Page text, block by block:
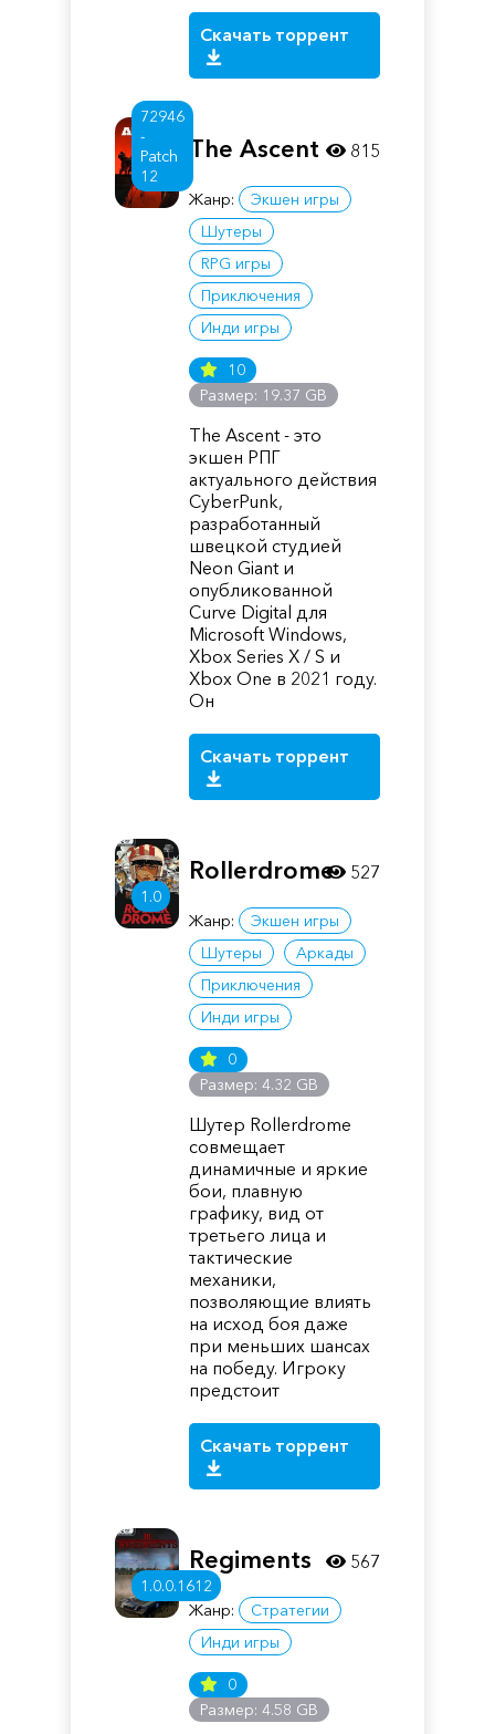
Скачать торрент
72946
-
Patch
12
The Ascent
Жанр:
Экшен игры
Шутеры
RPG игры
Приключения
Инди игры
10
Размер: 19.37 GB
The Ascent - это
экшен РПГ
актуального действия
CyberPunk,
разработанный
швецкой студией
Neon Giant и
опубликованной
Curve Digital для
Microsoft Windows,
Xbox Series X / S и
Xbox One в 2021 году.
Он
Скачать торрент
815
1.0
Rollerdrome
Жанр:
Экшен игры
Шутеры
Аркады
Приключения
Инди игры
0
Размер: 4.32 GB
Шутер Rollerdrome
совмещает
динамичные и яркие
бои, плавную
графику, вид от
третьего лица и
тактические
механики,
позволяющие влиять
на исход боя даже
при меньших шансах
на победу. Игроку
предстоит
Скачать торрент
527
1.0.0.1612
Regiments
Жанр:
Стратегии
Инди игры
0
Размер: 4.58 GB
567